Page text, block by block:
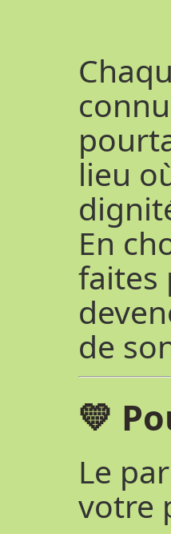
lieu
En
faites
de
💛
Le
votre